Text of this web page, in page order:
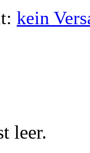
kein
leer.